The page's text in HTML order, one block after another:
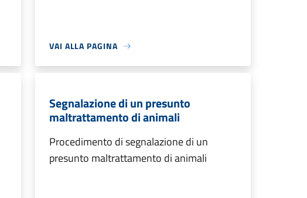
VAI ALLA PAGINA
Segnalazione di un presunto
maltrattamento di animali
Procedimento di segnalazione di un
presunto maltrattamento di animali